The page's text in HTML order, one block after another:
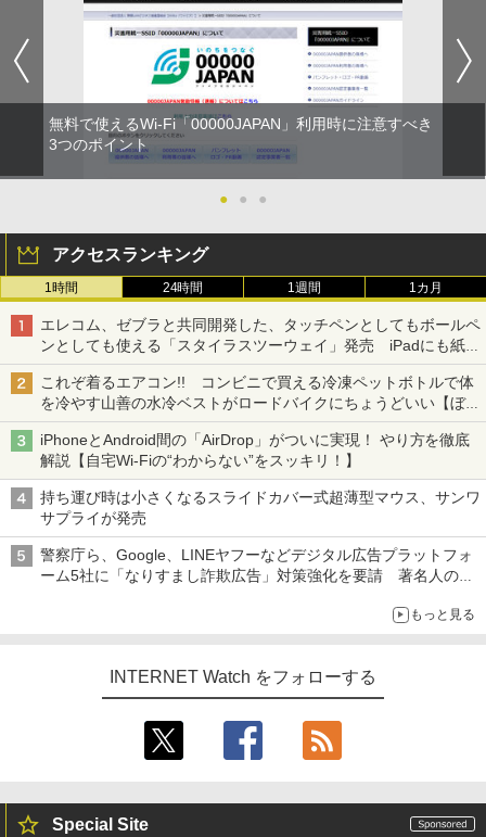
無料で使えるWi-Fi「00000JAPAN」利用時に注意すべき
3つのポイント
● ● ●
アクセスランキング
1時間 24時間 1週間 1カ月
エレコム、ゼブラと共同開発した、タッチペンとしてもボールペ
ンとしても使える「スタイラスツーウェイ」発売 iPadにも紙に
も、持ち替えずに書き込める
これぞ着るエアコン!! コンビニで買える冷凍ペットボトルで体
を冷やす山善の水冷ベストがロードバイクにちょうどいい【ぼっ
ち・ざ・ろーど！その14】【空いた時間でなにしてる？】
iPhoneとAndroid間の「AirDrop」がついに実現！ やり方を徹底
解説【自宅Wi-Fiの“わからない”をスッキリ！】
持ち運び時は小さくなるスライドカバー式超薄型マウス、サンワ
サプライが発売
警察庁ら、Google、LINEヤフーなどデジタル広告プラットフォ
ーム5社に「なりすまし詐欺広告」対策強化を要請 著名人の写
もっと見る
INTERNET Watch をフォローする
Special Site